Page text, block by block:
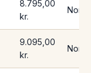
8.795,00
kr.
9.095,00
kr.